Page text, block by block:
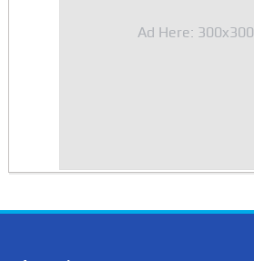
Ad Here: 300x300